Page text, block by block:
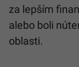
za lepším
alebo boli
oblasti.